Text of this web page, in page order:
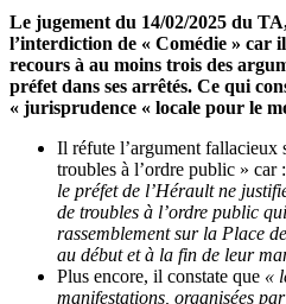
Le jugement du 14/02/2025 du
l’interdiction de « Comédie » car
recours à au moins trois des
préfet dans ses arrêtés. Ce qui
« jurisprudence « locale pour le
Il réfute l’argument fallacieux
troubles à l’ordre public » car
le préfet de l’Hérault ne
de troubles à l’ordre public
rassemblement sur la Place
au début et à la fin de leur
Plus encore, il constate que «
manifestations, organisées